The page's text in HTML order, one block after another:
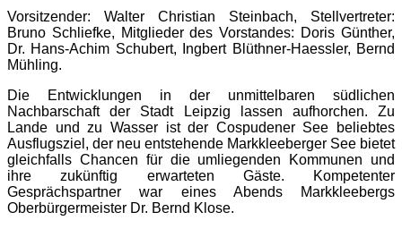
Vorsitzender: Walter Christian Steinbach, Stellvertreter:
Bruno Schliefke, Mitglieder des Vorstandes: Doris Günther,
Dr. Hans-Achim Schubert, Ingbert Blüthner-Haessler, Bernd
Mühling.
Die Entwicklungen in der unmittelbaren südlichen
Nachbarschaft der Stadt Leipzig lassen aufhorchen. Zu
Lande und zu Wasser ist der Cospudener See beliebtes
Ausflugsziel, der neu entstehende Markkleeberger See bietet
gleichfalls Chancen für die umliegenden Kommunen und
ihre zukünftig erwarteten Gäste. Kompetenter
Gesprächspartner war eines Abends Markkleebergs
Oberbürgermeister Dr. Bernd Klose.